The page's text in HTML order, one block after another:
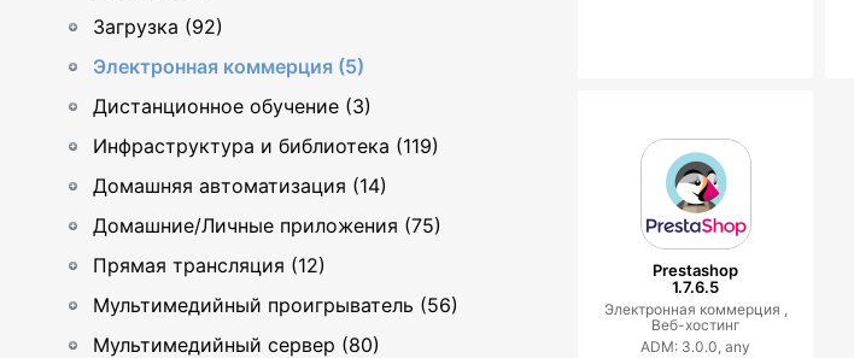
Загрузка (92)
Электронная коммерция (5)
Дистанционное обучение (3)
Инфраструктура и библиотека (119)
Домашняя автоматизация (14)
Домашние/Личные приложения (75)
Прямая трансляция (12)
Мультимедийный проигрыватель (56)
Мультимедийный сервер (80)
Prestashop
1.7.6.5
Электронная коммерция ,
Веб-хостинг
ADM: 3.0.0, any